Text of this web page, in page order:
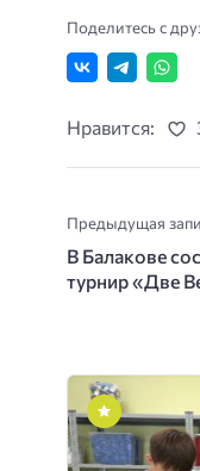
Поделитесь с
Нравится:
Предыдущая
В Балакове
турнир «Две